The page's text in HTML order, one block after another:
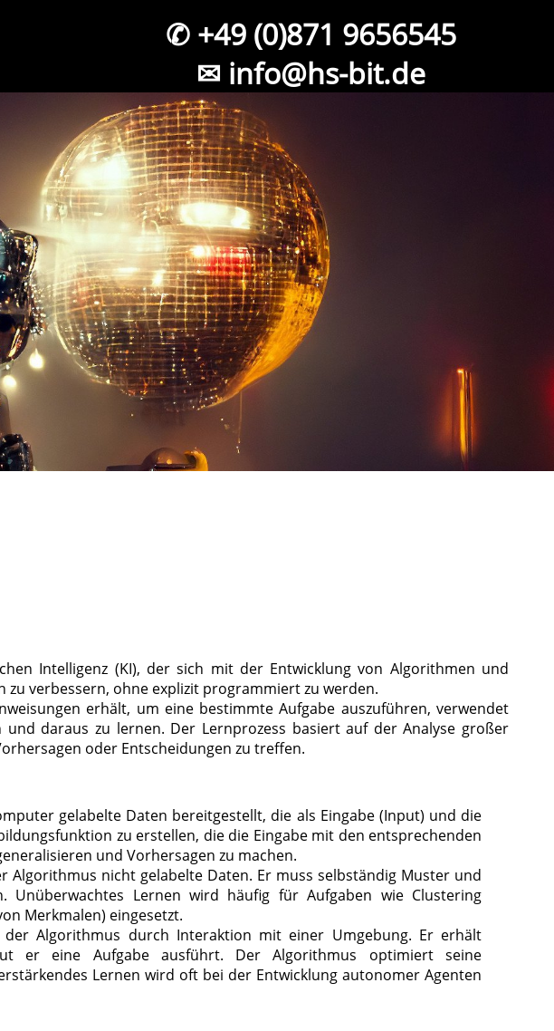
✆ +49 (0)871 9656545
✉ info@hs-bit.de
Intelligenz (KI), der sich mit der Entwicklung von Algorithmen und
verbessern, ohne explizit programmiert zu werden.
erhält, um eine bestimmte Aufgabe auszuführen, verwendet
daraus zu lernen. Der Lernprozess basiert auf der Analyse großer
oder Entscheidungen zu treffen.
gelabelte Daten bereitgestellt, die als Eingabe (Input) und die
zu erstellen, die die Eingabe mit den entsprechenden
und Vorhersagen zu machen.
nicht gelabelte Daten. Er muss selbständig Muster und
Lernen wird häufig für Aufgaben wie Clustering
Merkmalen) eingesetzt.
der Algorithmus durch Interaktion mit einer Umgebung. Er erhält
er eine Aufgabe ausführt. Der Algorithmus optimiert seine
Lernen wird oft bei der Entwicklung autonomer Agenten